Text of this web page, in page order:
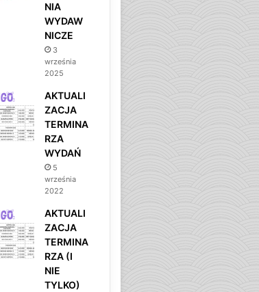
NIA
WYDAW
NICZE
3
września
2025
AKTUALI
ZACJA
TERMINA
RZA
WYDAŃ
5
września
2022
AKTUALI
ZACJA
TERMINA
RZA (I
NIE
TYLKO)